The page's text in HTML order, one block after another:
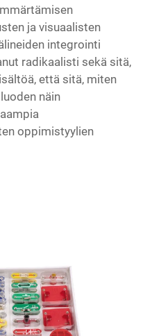
ja visuaalisten
integrointi
radikaalisti sekä sitä,
että sitä, miten
näin
oppimistyylien